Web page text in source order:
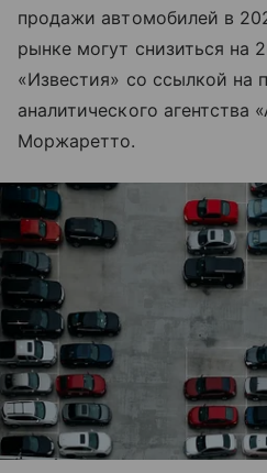
продажи автомобилей в
рынке могут снизиться на
«Известия» со ссылкой на
аналитического агентства
Моржаретто.